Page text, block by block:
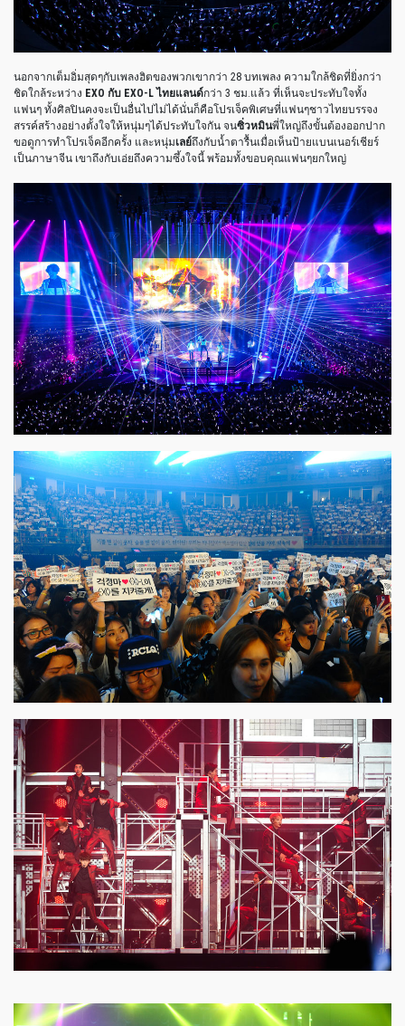
นอกจากเต็มอิ่มสุดๆกับเพลงฮิตของพวกเขากว่า 28 บทเพลง ความใกล้ชิดที่ยิ่งกว่า
ชิดใกล้ระหว่าง EXO กับ EXO-L ไทยแลนด์กว่า 3 ชม.แล้ว ที่เห็นจะประทับใจทั้ง
แฟนๆ ทั้งศิลปินคงจะเป็นอื่นไปไม่ได้นั่นก็คือโปรเจ็คพิเศษที่แฟนๆชาวไทยบรรจง
สรรค์สร้างอย่างตั้งใจให้หนุ่มๆได้ประทับใจกัน จนซิ่วหมินพี่ใหญ่ถึงขั้นต้องออกปาก
ขอดูการทำโปรเจ็คอีกครั้ง และหนุ่มเลย์ถึงกับน้ำตารื้นเมื่อเห็นป้ายแบนเนอร์เชียร์
เป็นภาษาจีน เขาถึงกับเอ่ยถึงความซึ้งใจนี้ พร้อมทั้งขอบคุณแฟนๆยกใหญ่